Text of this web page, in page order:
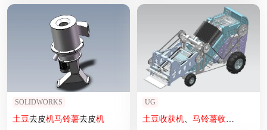
SOLIDWORKS
土豆去皮机马铃薯去皮机
UG
土豆收获机、 马铃薯收获